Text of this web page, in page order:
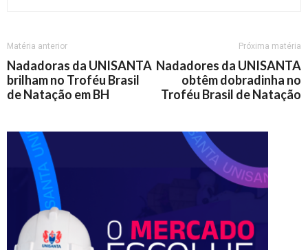
Matéria anterior
Nadadoras da UNISANTA
brilham no Troféu Brasil
de Natação em BH
Próxima matéria
Nadadores da UNISANTA
obtêm dobradinha no
Troféu Brasil de Natação